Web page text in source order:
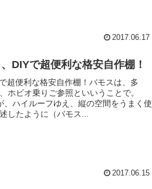
2017.06.17
DIYで超便利な格安自作棚！
超便利な格安自作棚！バモスは、多
ホビオ乗りご参照といいうことで。
ハイルーフゆえ、縦の空間をうまく使
したように（バモス...
2017.06.15